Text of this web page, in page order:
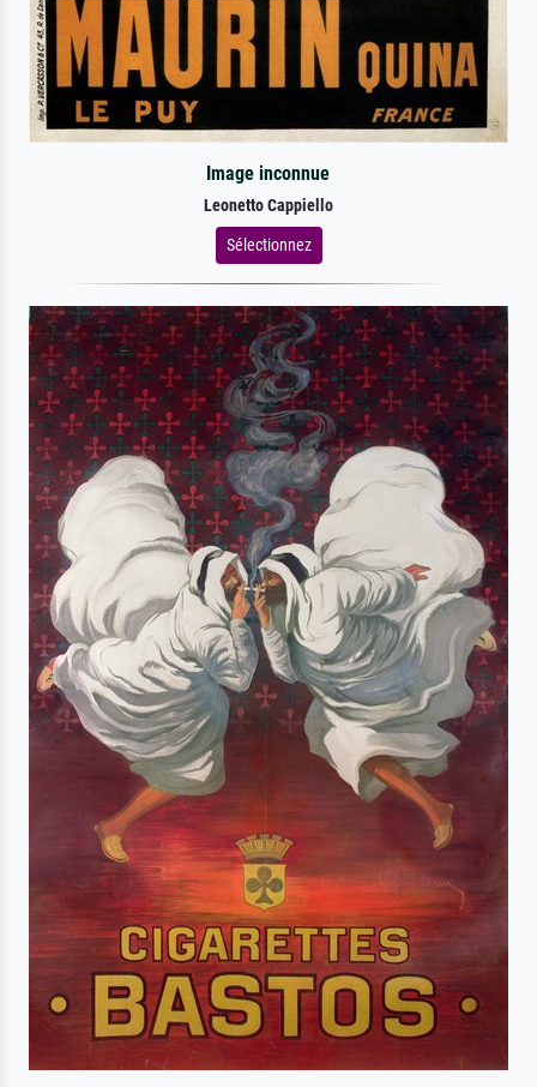
Image inconnue
Leonetto Cappiello
Sélectionnez